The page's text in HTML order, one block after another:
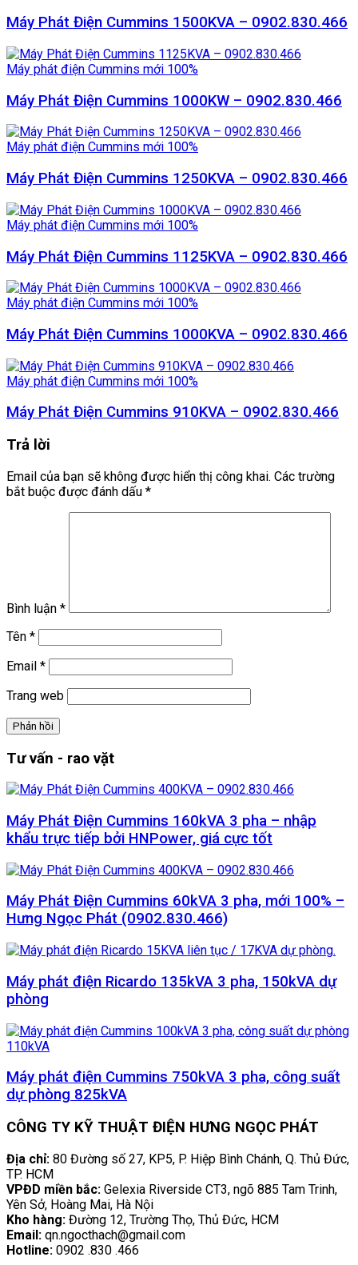
Máy Phát Điện Cummins 1500KVA – 0902.830.466
Máy phát điện Cummins mới 100%
Máy Phát Điện Cummins 1000KW – 0902.830.466
Máy phát điện Cummins mới 100%
Máy Phát Điện Cummins 1250KVA – 0902.830.466
Máy phát điện Cummins mới 100%
Máy Phát Điện Cummins 1125KVA – 0902.830.466
Máy phát điện Cummins mới 100%
Máy Phát Điện Cummins 1000KVA – 0902.830.466
Máy phát điện Cummins mới 100%
Máy Phát Điện Cummins 910KVA – 0902.830.466
Trả lời
Email của bạn sẽ không được hiển thị công khai. Các trường
bắt buộc được đánh dấu *
Bình luận *
Tên *
Email *
Trang web
Tư vấn - rao vặt
Máy Phát Điện Cummins 160kVA 3 pha – nhập
khẩu trực tiếp bởi HNPower, giá cực tốt
Máy Phát Điện Cummins 60kVA 3 pha, mới 100% –
Hưng Ngọc Phát (0902.830.466)
Máy phát điện Ricardo 135kVA 3 pha, 150kVA dự
phòng
Máy phát điện Cummins 750kVA 3 pha, công suất
dự phòng 825kVA
CÔNG TY KỸ THUẬT ĐIỆN HƯNG NGỌC PHÁT
Địa chỉ: 80 Đường số 27, KP5, P. Hiệp Bình Chánh, Q. Thủ Đức,
TP. HCM
VPĐD miền bắc: Gelexia Riverside CT3, ngõ 885 Tam Trinh,
Yên Sở, Hoàng Mai, Hà Nội
Kho hàng: Đường 12, Trường Thọ, Thủ Đức, HCM
Email: qn.ngocthach@gmail.com
Hotline: 0902 .830 .466